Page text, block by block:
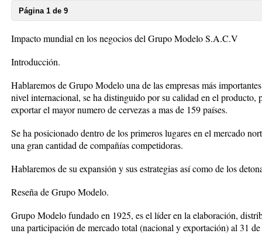
Página 1 de 9
Impacto mundial en los negocios del Grupo Modelo S.A.C.V
Introducción.
Hablaremos de Grupo Modelo una de las empresas más
nivel internacional, se ha distinguido por su calidad en el producto,
exportar el mayor numero de cervezas a mas de 159 países.
Se ha posicionado dentro de los primeros lugares en el mercado
una gran cantidad de compañías competidoras.
Hablaremos de su expansión y sus estrategias así como de los
Reseña de Grupo Modelo.
Grupo Modelo fundado en 1925, es el líder en la elaboración,
una participación de mercado total (nacional y exportación) al 31